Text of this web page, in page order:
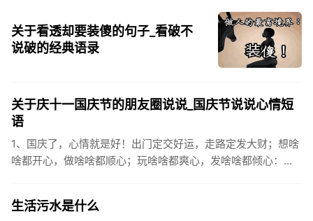
关于看透却要装傻的句子_看破不
说破的经典语录
关于庆十一国庆节的朋友圈说说_国庆节说说心情短
语
1、国庆了，心情就是好！出门定交好运，走路定发大财；想啥
啥都开心，做啥啥都顺心；玩啥啥都爽心，发啥啥都倾心：祝
生活污水是什么